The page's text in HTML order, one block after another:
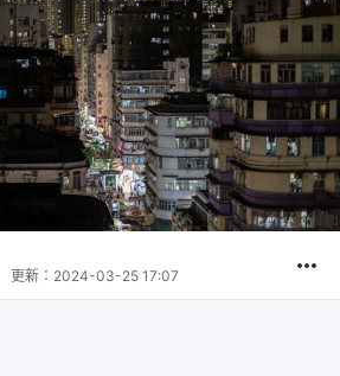
更新： 2024-03-25 17:07